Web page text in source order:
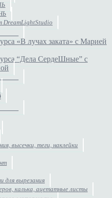
«В лучах заката» с Марией
“Дела СердеШные” с
высечки, теги, наклейки
для вырезания
калька, ацетатные листы